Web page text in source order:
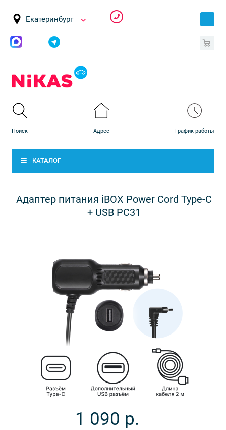
Екатеринбург
КАТАЛОГ
Адаптер питания iBOX Power Cord Type-C
+ USB PC31
1 090 р.